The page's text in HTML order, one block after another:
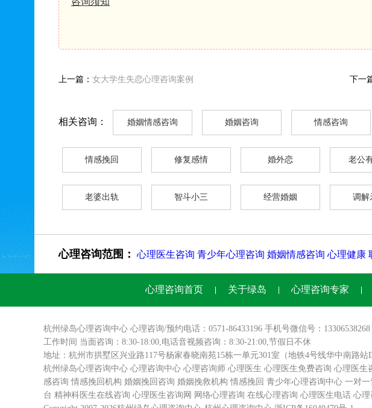
上一篇： 女大学生失恋心理咨询案例 下一
相关咨询： 婚姻情感咨询 婚姻咨询 情感咨询
情感挽回 修复感情 婚外恋 老公
老婆出轨 智斗小三 经营婚姻 调解
心理咨询范围： 心理医生咨询 青少年心理咨询 婚姻情感咨询 心理健康
心理咨询首页 关于绿岛 心理咨询专家
杭州绿岛心理咨询中心 心理咨询/预约电话：0571-86433196 手机号微信号：13306538268
工作时间 当面咨询：8:30-18:00,电话音视频咨询：8:30-21:00,节假日不休
地址：杭州市拱墅区兴业路117号杨家春晓南苑15栋一单元301室（地铁4号线华中南路站
杭州绿岛心理咨询中心 心理咨询中心 心理咨询师 心理医生 心理医生免费咨询 心理医生
感咨询 情感挽回机构 婚姻挽回咨询 婚姻挽救机构 情感挽回 青少年心理咨询中心 一对一
台 精神科医生在线咨询 心理医生咨询网 网络心理咨询 在线心理咨询 心理医生电话 心理